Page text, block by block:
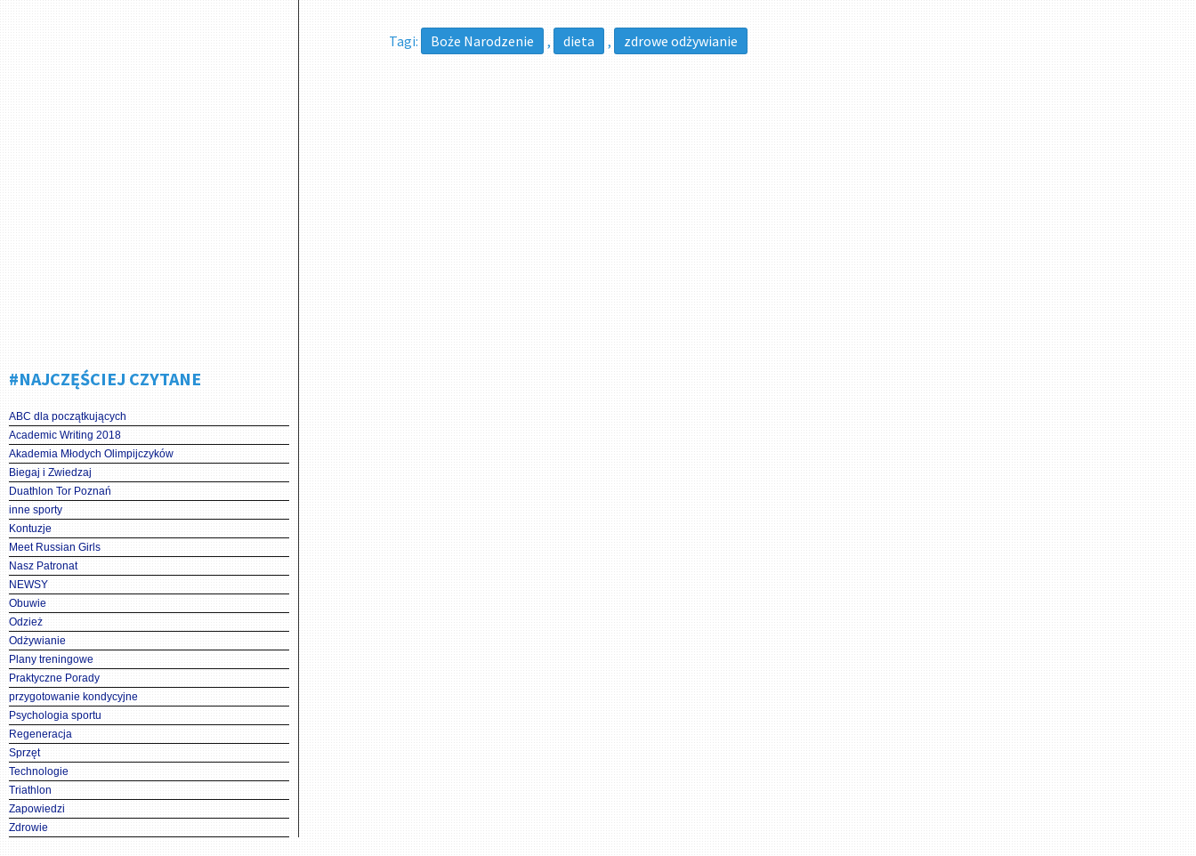
#NAJCZĘŚCIEJ CZYTANE
ABC dla początkujących
Academic Writing 2018
Akademia Młodych Olimpijczyków
Biegaj i Zwiedzaj
Duathlon Tor Poznań
inne sporty
Kontuzje
Meet Russian Girls
Nasz Patronat
NEWSY
Obuwie
Odzież
Odżywianie
Plany treningowe
Praktyczne Porady
przygotowanie kondycyjne
Psychologia sportu
Regeneracja
Sprzęt
Technologie
Triathlon
Zapowiedzi
Zdrowie
Tagi: Boże Narodzenie , dieta , zdrowe odżywianie